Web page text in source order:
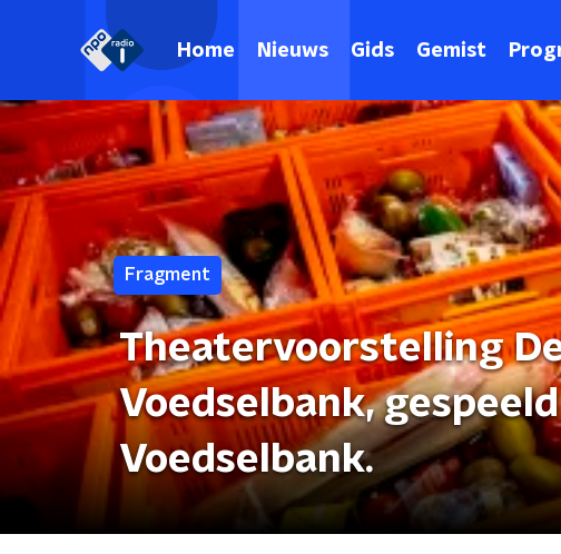
Home Nieuws Gids Gemist
Fragment
Theatervoorstelling
Voedselbank,
Voedselbank.